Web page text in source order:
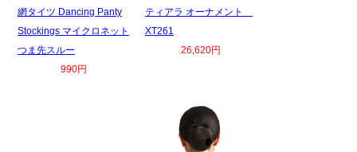
網タイツ Dancing Panty
Stockings マイクロネット
つま先スルー
990円
ティアラ オーナメント
XT261
26,620円